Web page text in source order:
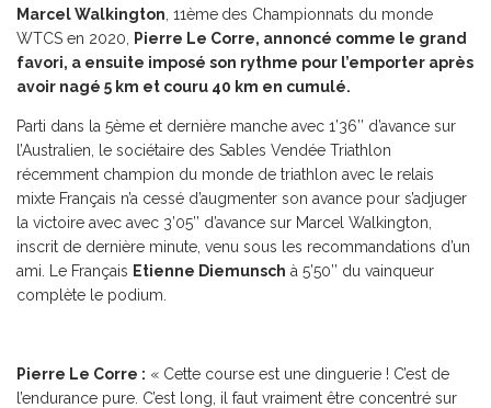
Marcel Walkington , 11ème des Championnats du monde
WTCS en 2020,
Pierre Le Corre, annoncé comme le grand
favori, a ensuite imposé son rythme pour l’emporter après
avoir nagé 5 km et couru 40 km en cumulé.
Parti dans la 5ème et dernière manche avec 1’36’’ d’avance sur
l’Australien, le sociétaire des Sables Vendée Triathlon
récemment champion du monde de triathlon avec le relais
mixte Français n’a cessé d’augmenter son avance pour s’adjuger
la victoire avec avec 3’05’’ d’avance sur Marcel Walkington,
inscrit de dernière minute, venu sous les recommandations d’un
ami. Le Français Etienne Diemunsch à 5’50’’ du vainqueur
complète le podium.
Pierre Le Corre : « Cette course est une dinguerie ! C’est de
l’endurance pure. C’est long, il faut vraiment être concentré sur